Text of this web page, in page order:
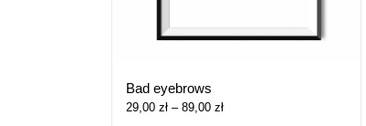
Bad eyebrows
29,00 zł – 89,00 złZakres